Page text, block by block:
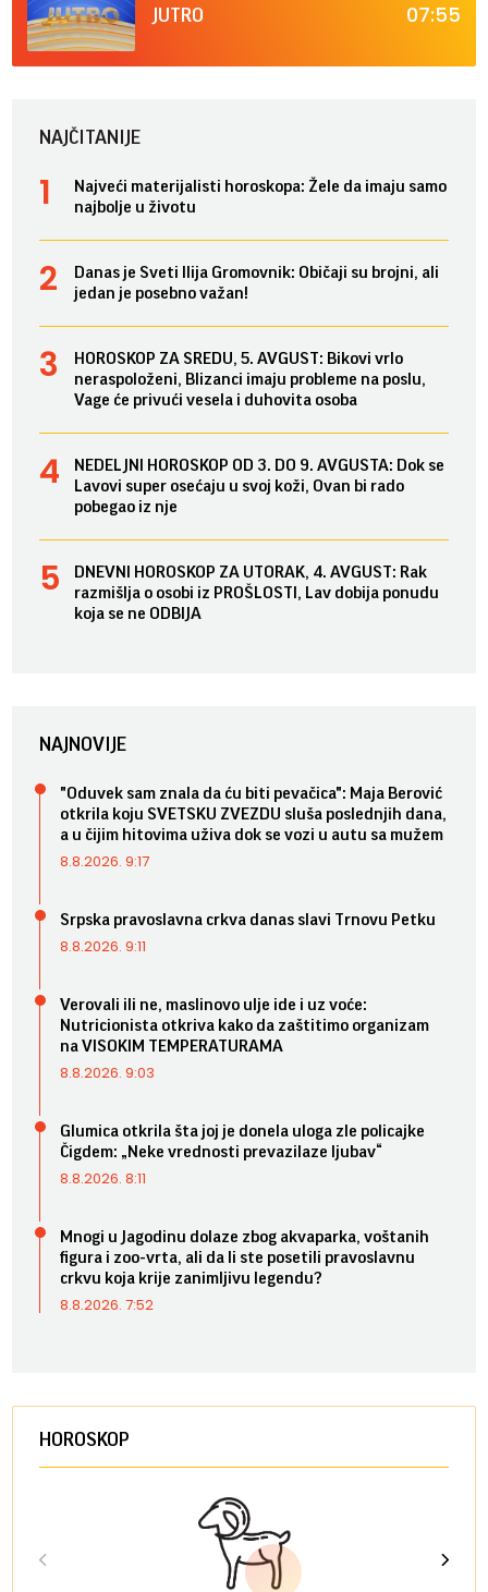
JUTRO 07:55
NAJČITANIJE
Najveći materijalisti horoskopa: Žele da imaju samo
najbolje u životu
Danas je Sveti Ilija Gromovnik: Običaji su brojni, ali
jedan je posebno važan!
HOROSKOP ZA SREDU, 5. AVGUST: Bikovi vrlo
neraspoloženi, Blizanci imaju probleme na poslu,
Vage će privući vesela i duhovita osoba
NEDELJNI HOROSKOP OD 3. DO 9. AVGUSTA: Dok se
Lavovi super osećaju u svoj koži, Ovan bi rado
pobegao iz nje
DNEVNI HOROSKOP ZA UTORAK, 4. AVGUST: Rak
razmišlja o osobi iz PROŠLOSTI, Lav dobija ponudu
koja se ne ODBIJA
NAJNOVIJE
"Oduvek sam znala da ću biti pevačica": Maja Berović
otkrila koju SVETSKU ZVEZDU sluša poslednjih dana,
a u čijim hitovima uživa dok se vozi u autu sa mužem
8.8.2026. 9:17
Srpska pravoslavna crkva danas slavi Trnovu Petku
8.8.2026. 9:11
Verovali ili ne, maslinovo ulje ide i uz voće:
Nutricionista otkriva kako da zaštitimo organizam
na VISOKIM TEMPERATURAMA
8.8.2026. 9:03
Glumica otkrila šta joj je donela uloga zle policajke
Čigdem: „Neke vrednosti prevazilaze ljubav“
8.8.2026. 8:11
Mnogi u Jagodinu dolaze zbog akvaparka, voštanih
figura i zoo-vrta, ali da li ste posetili pravoslavnu
crkvu koja krije zanimljivu legendu?
8.8.2026. 7:52
HOROSKOP